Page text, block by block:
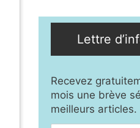
Lettre
Recevez
mois une brève
meilleurs articles.